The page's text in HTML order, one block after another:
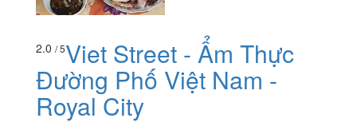
2.0 / 5Viet Street - Ẩm Thực
Đường Phố Việt Nam -
Royal City